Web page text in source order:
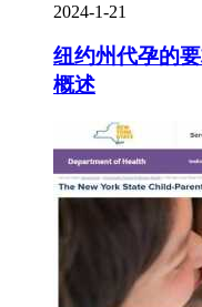
2024-1-21
纽约州代孕的
概述